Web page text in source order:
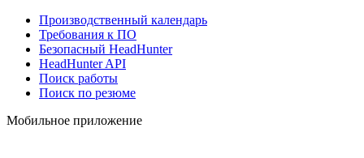
Производственный календарь
Требования к ПО
Безопасный HeadHunter
HeadHunter API
Поиск работы
Поиск по резюме
Мобильное приложение